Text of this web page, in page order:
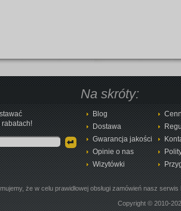
Na skróty:
Blog
Dostawa
Gwarancja jakości
Opinie o nas
Wizytówki
że w celu prawidłowej obsługi zamówień nasz
Copyright © 2010-